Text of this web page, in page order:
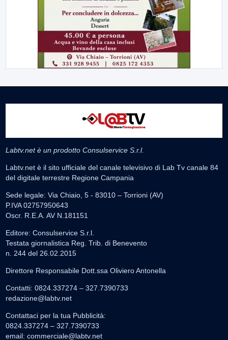
Labtv.net è un prodotto Consulservice S.r.l.
Labtv.net è il sito ufficiale del canale televisivo di Lab Tv canale 84
del digitale terrestre Regione Campania
Sede legale: Via Chiaio, 5 - 83010 – Torrioni (AV)
P.IVA 02757950643
Oscr. R.E.A. AV N.181151
Editore: Consulservice S.r.l.
Testata giornalistica Reg. Trib. di Benevento
n. 244 del 26.02.2015
Direttore Responsabile Dott.ssa Oliviero Antonella
Contatti: 0824.337274 – 327.7390733
redazione@labtv.net
Contattaci per la tua Pubblicità:
0824.337274 – 327.7390733
email: commerciale@labtv.net